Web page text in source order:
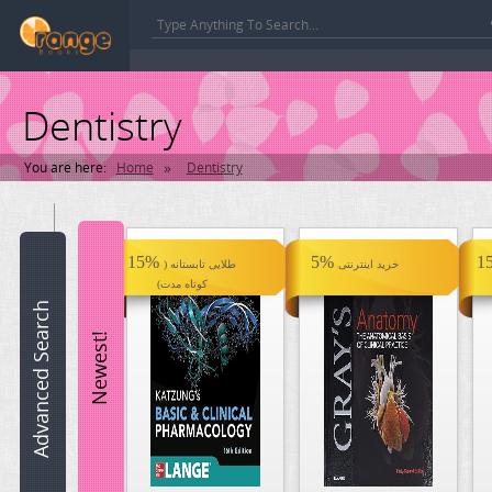
Advanced Search
Dentistry
You are here: Home » Dentistry
name:
Author:
Category:
Select a Category
Edition:
Newest!
15%طلایی تابستانه (
کوتاه مدت)
5%خرید اینترنتی